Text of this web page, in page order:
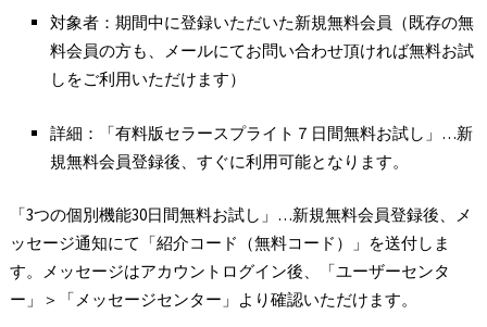
対象者：期間中に登録いただいた新規無料会員（既存の無
料会員の方も、メールにてお問い合わせ頂ければ無料お試
しをご利用いただけます）
詳細：「有料版セラースプライト７日間無料お試し」…新
規無料会員登録後、すぐに利用可能となります。
「3つの個別機能30日間無料お試し」…新規無料会員登録後、メ
ッセージ通知にて「紹介コード（無料コード）」を送付しま
す。メッセージはアカウントログイン後、「ユーザーセンタ
ー」＞「メッセージセンター」より確認いただけます。